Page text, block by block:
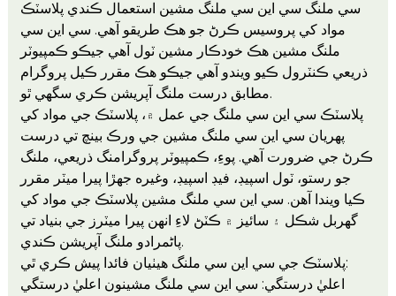
سي ملنگ سي اين سي ملنگ مشين استعمال ڪندي پلاسٽڪ
مواد کي پروسيس ڪرڻ جو هڪ طريقو آهي. سي اين سي
ملنگ مشين هڪ خودڪار مشين ٽول آهي جيڪو ڪمپيوٽر
ذريعي ڪنٽرول ڪيو ويندو آهي جيڪو هڪ مقرر ڪيل پروگرام
مطابق درست ملنگ آپريشن ڪري سگهي ٿو.
پلاسٽڪ سي اين سي ملنگ جي عمل ۾، پلاسٽڪ جي مواد کي
پهريان سي اين سي ملنگ مشين جي ورڪ بينچ تي درست
ڪرڻ جي ضرورت آهي. پوءِ، ڪمپيوٽر پروگرامنگ ذريعي، ملنگ
جو رستو، ٽول اسپيڊ، فيڊ اسپيڊ، وغيره جهڙا پيرا ميٽر مقرر
ڪيا ويندا آهن. سي اين سي ملنگ مشين پلاسٽڪ جي مواد کي
گهربل شڪل ۽ سائيز ۾ ڪٽڻ لاءِ انهن پيرا ميٽرز جي بنياد تي
پاڻمرادو ملنگ آپريشن ڪندي.
پلاسٽڪ جي سي اين سي ملنگ هيٺيان فائدا پيش ڪري ٿي:
اعليٰ درستگي: سي اين سي ملنگ مشينون اعليٰ درستگي